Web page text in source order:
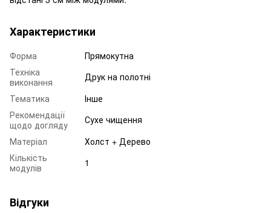
Характеристики
Форма
Прямокутна
Техніка
виконання
Друк на полотні
Тематика
Інше
Рекомендації
щодо догляду
Сухе чищення
Матеріал
Холст + Дерево
Кількість
модулів
1
Відгуки